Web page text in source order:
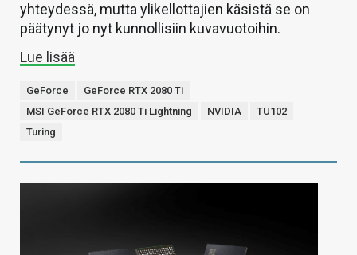
yhteydessä, mutta ylikellottajien käsistä se on
päätynyt jo nyt kunnollisiin kuvavuotoihin.
Lue lisää
GeForce
GeForce RTX 2080 Ti
MSI GeForce RTX 2080 Ti Lightning
NVIDIA
TU102
Turing